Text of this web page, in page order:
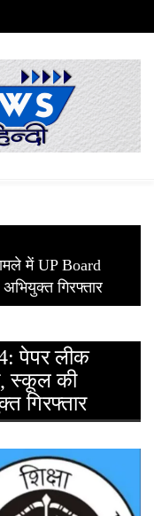
में UP Board
गिरफ्तार
पेपर लीक
स्कूल की
गिरफ्तार